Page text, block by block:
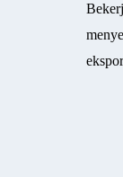
ekspor